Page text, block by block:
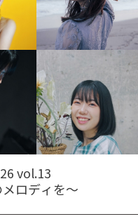
vol.13
ロディを～